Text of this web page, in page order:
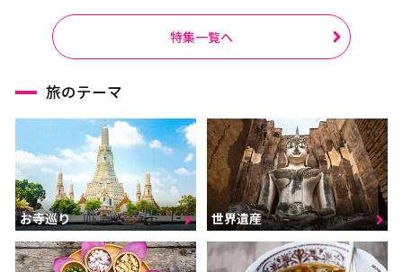
特集一覧へ
旅のテーマ
お寺巡り 世界遺産